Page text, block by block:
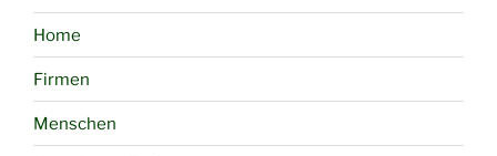
Home
Firmen
Menschen